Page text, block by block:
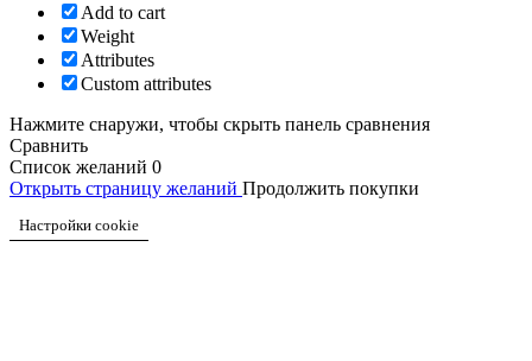
Add to cart
Weight
Attributes
Custom attributes
Нажмите снаружи, чтобы скрыть панель сравнения
Сравнить
Список желаний 0
Открыть страницу желаний Продолжить покупки
Настройки cookie